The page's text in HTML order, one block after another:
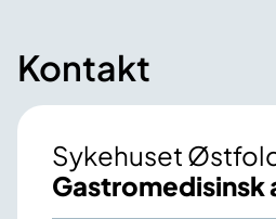
Kontakt
Sykehuset
Gastromedisinsk